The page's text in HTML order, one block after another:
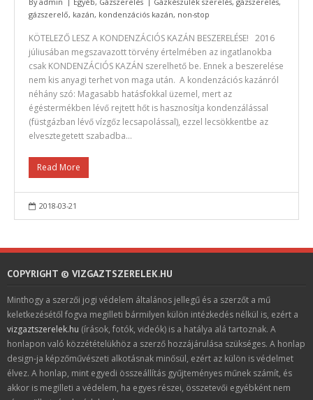
gázszerelő, kazán, kondenzációs kazán, non-stop
KÖTELEZŐ LESZ A KONDENZÁCIÓS KAZÁN BESZERELÉSE! 2016
júliusában megszavazott törvény értelmében az ingatlanokba
csak KONDENZÁCIÓS KAZÁN szerelhető be. Ennek a beszerelése
nem kis anyagi terhet von maga után. A kondenzációs kazánról
néhány szó: Magasabb hatásfokkal üzemel, mert az
égéstermékben lévő rejtett hőt is hasznosítja kondenzálással
(füstgázban lévő vízgőz lecsapolással), ezzel lecsökkentbe az
elvesztegetett szabadba…
Read More
2018-03-21
COPYRIGHT © VIZGAZTSZERELEK.HU
Minthogy a szerzői jogi védelem általános jellegű és a szerzőt a mű
keletkezésétől fogva megilleti bármilyen külön intézkedés nélkül is, ezért a
vizgaztszerelek.hu (írások, fotók, videók) is a hatálya alá tartoznak. A
honlapon való közzétételükhöz a szerző hozzájárulása szükséges. A honlap
design-ja képzőművészeti alkotásnak minősül, ezért az külön is védelmet
élvez. A honlap, mint egyedi összeállítás gyűjteményes műnek számít, és
akkor is megilleti a védelem, ha egyes részei, összetevői egyébként nem